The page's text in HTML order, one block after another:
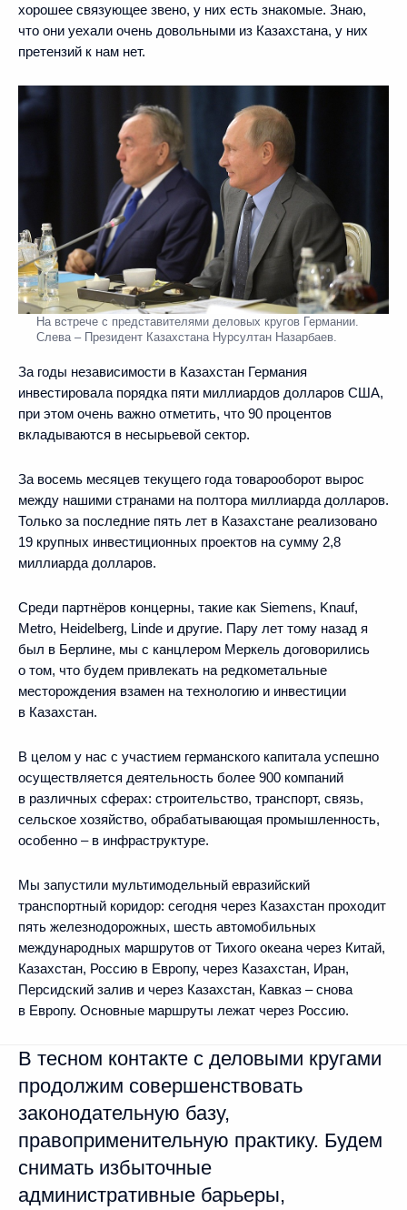
хорошее связующее звено, у них есть знакомые. Знаю,
что они уехали очень довольными из Казахстана, у них
претензий к нам нет.
На встрече с представителями деловых кругов Германии.
Слева – Президент Казахстана Нурсултан Назарбаев.
За годы независимости в Казахстан Германия
инвестировала порядка пяти миллиардов долларов США,
при этом очень важно отметить, что 90 процентов
вкладываются в несырьевой сектор.
За восемь месяцев текущего года товарооборот вырос
между нашими странами на полтора миллиарда долларов.
Только за последние пять лет в Казахстане реализовано
19 крупных инвестиционных проектов на сумму 2,8
миллиарда долларов.
Среди партнёров концерны, такие как Siemens, Knauf,
Metro, Heidelberg, Linde и другие. Пару лет тому назад я
был в Берлине, мы с канцлером Меркель договорились
о том, что будем привлекать на редкометальные
месторождения взамен на технологию и инвестиции
в Казахстан.
В целом у нас с участием германского капитала успешно
осуществляется деятельность более 900 компаний
в различных сферах: строительство, транспорт, связь,
сельское хозяйство, обрабатывающая промышленность,
особенно – в инфраструктуре.
Мы запустили мультимодельный евразийский
транспортный коридор: сегодня через Казахстан проходит
пять железнодорожных, шесть автомобильных
международных маршрутов от Тихого океана через Китай,
Казахстан, Россию в Европу, через Казахстан, Иран,
Персидский залив и через Казахстан, Кавказ – снова
в Европу. Основные маршруты лежат через Россию.
В тесном контакте с деловыми кругами
продолжим совершенствовать
законодательную базу,
правоприменительную практику. Будем
снимать избыточные
административные барьеры,